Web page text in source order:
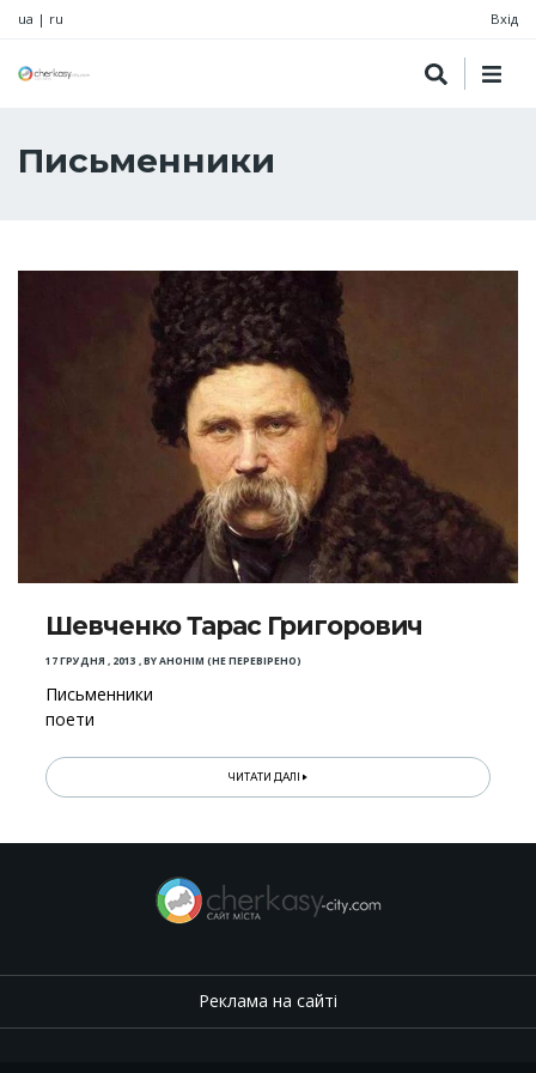
ua | ru Вхід
Письменники
Шевченко Тарас Григорович
17 ГРУДНЯ , 2013 ,BYАНОНІМ (НЕ ПЕРЕВІРЕНО)
Письменники
поети
ЧИТАТИ ДАЛІ
Реклама на сайті